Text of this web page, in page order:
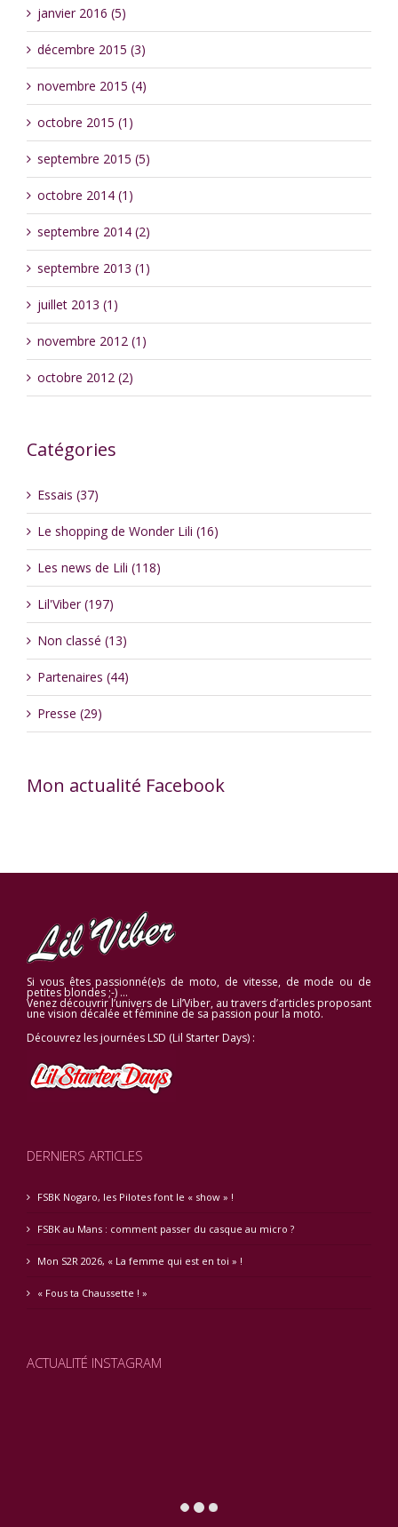
janvier 2016 (5)
décembre 2015 (3)
novembre 2015 (4)
octobre 2015 (1)
septembre 2015 (5)
octobre 2014 (1)
septembre 2014 (2)
septembre 2013 (1)
juillet 2013 (1)
novembre 2012 (1)
octobre 2012 (2)
Catégories
Essais (37)
Le shopping de Wonder Lili (16)
Les news de Lili (118)
Lil'Viber (197)
Non classé (13)
Partenaires (44)
Presse (29)
Mon actualité Facebook
Si vous êtes passionné(e)s de moto, de vitesse, de mode ou de
petites blondes ;-) …
Venez découvrir l’univers de Lil’Viber, au travers d’articles proposant
une vision décalée et féminine de sa passion pour la moto.
Découvrez les journées LSD (Lil Starter Days) :
DERNIERS ARTICLES
FSBK Nogaro, les Pilotes font le « show » !
FSBK au Mans : comment passer du casque au micro ?
Mon S2R 2026, « La femme qui est en toi » !
« Fous ta Chaussette ! »
ACTUALITÉ INSTAGRAM